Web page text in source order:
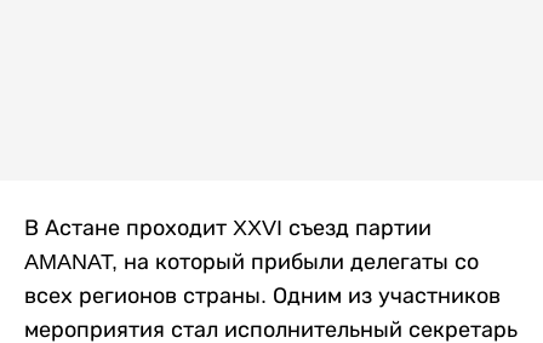
В Астане проходит XXVI съезд партии
AMANAT, на который прибыли делегаты со
всех регионов страны. Одним из участников
мероприятия стал исполнительный секретарь